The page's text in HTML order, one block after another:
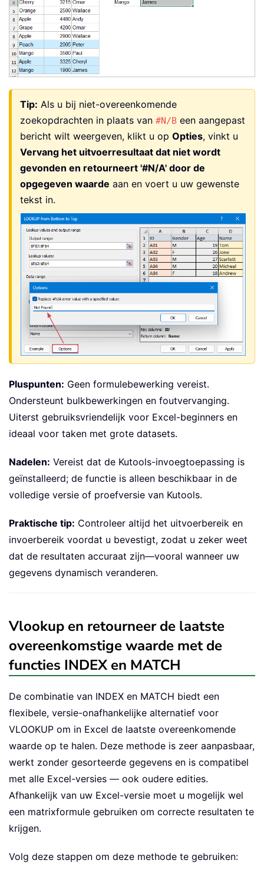
Tip: Als u bij niet-overeenkomende
zoekopdrachten in plaats van #N/B een aangepast
bericht wilt weergeven, klikt u op Opties, vinkt u
Vervang het uitvoerresultaat dat niet wordt
gevonden en retourneert '#N/A' door de
opgegeven waarde aan en voert u uw gewenste
tekst in.
Pluspunten: Geen formulebewerking vereist.
Ondersteunt bulkbewerkingen en foutvervanging.
Uiterst gebruiksvriendelijk voor Excel-beginners en
ideaal voor taken met grote datasets.
Nadelen: Vereist dat de Kutools-invoegtoepassing is
geïnstalleerd; de functie is alleen beschikbaar in de
volledige versie of proefversie van Kutools.
Praktische tip: Controleer altijd het uitvoerbereik en
invoerbereik voordat u bevestigt, zodat u zeker weet
dat de resultaten accuraat zijn—vooral wanneer uw
gegevens dynamisch veranderen.
Vlookup en retourneer de laatste
overeenkomstige waarde met de
functies INDEX en MATCH
De combinatie van INDEX en MATCH biedt een
flexibele, versie-onafhankelijke alternatief voor
VLOOKUP om in Excel de laatste overeenkomende
waarde op te halen. Deze methode is zeer aanpasbaar,
werkt zonder gesorteerde gegevens en is compatibel
met alle Excel-versies — ook oudere edities.
Afhankelijk van uw Excel-versie moet u mogelijk wel
een matrixformule gebruiken om correcte resultaten te
krijgen.
Volg deze stappen om deze methode te gebruiken: